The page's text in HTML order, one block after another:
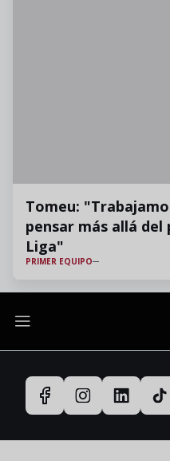
Tomeu:
pensar más allá
Liga"
PRIMER EQUIPO